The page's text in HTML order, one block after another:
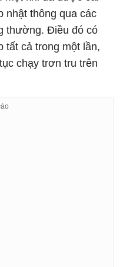
nhật thông qua các
thường. Điều đó có
tất cả trong một lần,
chạy trơn tru trên